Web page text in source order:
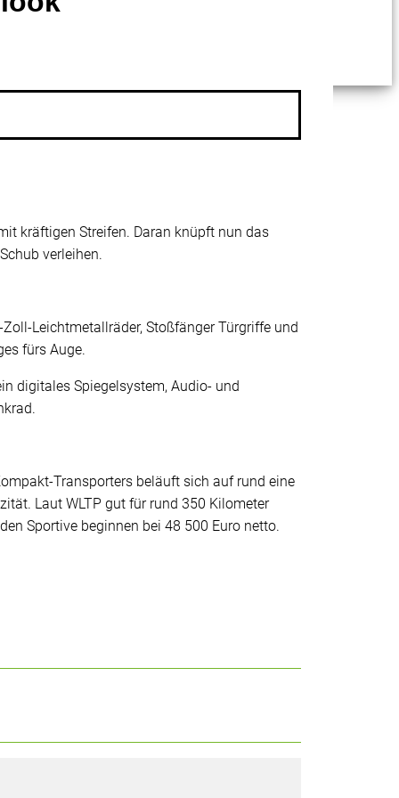
kräftigen Streifen. Daran knüpft nun das
verleihen.
Leichtmetallräder, Stoßfänger Türgriffe und
fürs Auge.
digitales Spiegelsystem, Audio- und
Transporters beläuft sich auf rund eine
Laut WLTP gut für rund 350 Kilometer
Sportive beginnen bei 48 500 Euro netto.